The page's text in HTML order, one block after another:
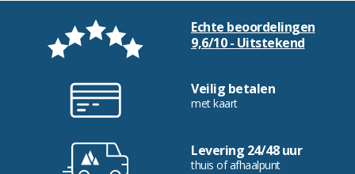
Echte beoordelingen
9,6/10 - Uitstekend
Veilig betalen
met kaart
Levering 24/48 uur
thuis of afhaalpunt